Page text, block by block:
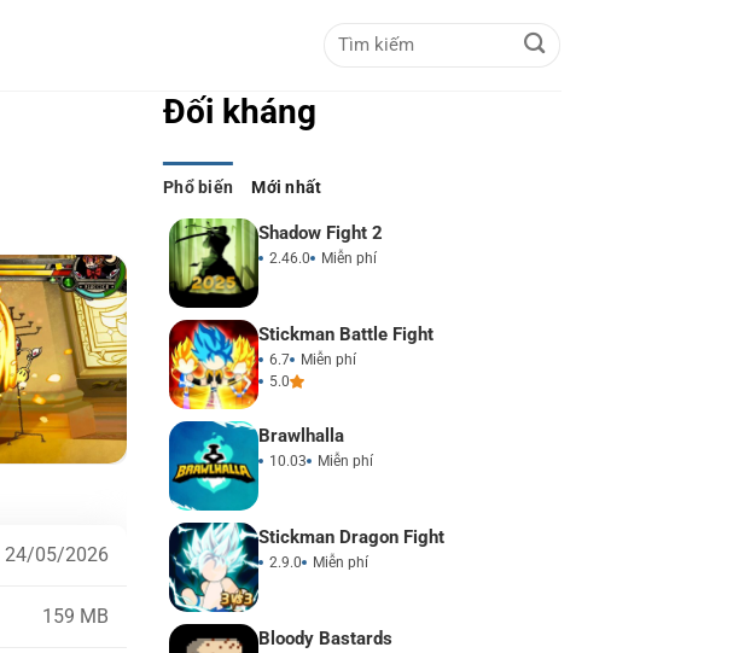
24/05/2026
159 MB
Đối kháng
Phổ biến Mới nhất
Shadow Fight 2
2.46.0 Miễn phí
Stickman Battle Fight
6.7
Miễn phí
5.0
Brawlhalla
10.03 Miễn phí
Stickman Dragon Fight
2.9.0 Miễn phí
Bloody Bastards